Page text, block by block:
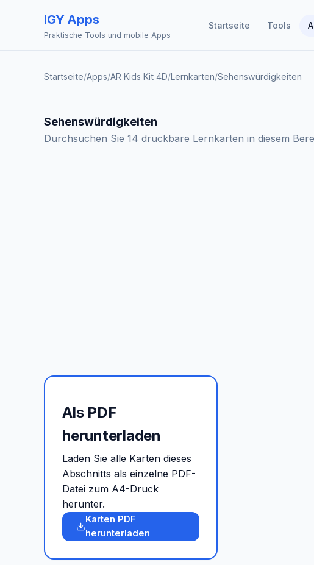
IGY Apps
Praktische Tools und mobile Apps
Startseite Tools
Startseite/Apps/AR Kids Kit 4D/Lernkarten/Sehenswürdigkeiten
Sehenswürdigkeiten
Durchsuchen Sie 14 druckbare Lernkarten in diesem
Als PDF
herunterladen
Laden Sie alle Karten dieses
Abschnitts als einzelne PDF-
Datei zum A4-Druck
herunter.
Karten PDF
herunterladen